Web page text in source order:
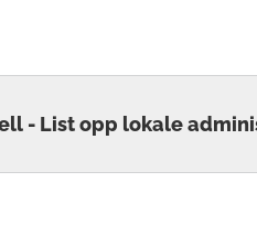
- List opp lokale